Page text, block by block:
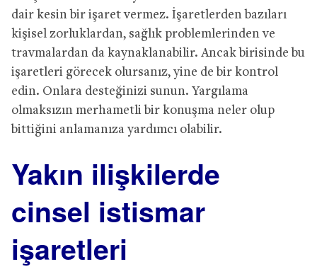
dair kesin bir işaret vermez. İşaretlerden bazıları
kişisel zorluklardan, sağlık problemlerinden ve
travmalardan da kaynaklanabilir. Ancak birisinde bu
işaretleri görecek olursanız, yine de bir kontrol
edin. Onlara desteğinizi sunun. Yargılama
olmaksızın merhametli bir konuşma neler olup
bittiğini anlamanıza yardımcı olabilir.
Yakın ilişkilerde
cinsel istismar
işaretleri